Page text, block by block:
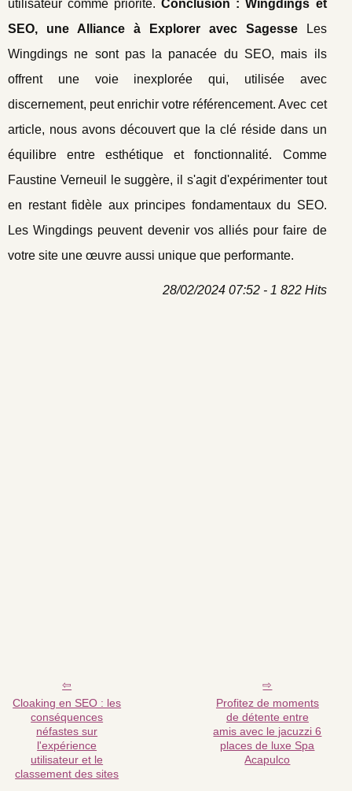
utilisateur comme priorité.Conclusion : Wingdings et
SEO, une Alliance à Explorer avec SagesseLes
Wingdings ne sont pas la panacée du SEO, mais ils
offrent une voie inexplorée qui, utilisée avec
discernement, peut enrichir votre référencement. Avec cet
article, nous avons découvert que la clé réside dans un
équilibre entre esthétique et fonctionnalité. Comme
Faustine Verneuil le suggère, il s'agit d'expérimenter tout
en restant fidèle aux principes fondamentaux du SEO.
Les Wingdings peuvent devenir vos alliés pour faire de
votre site une œuvre aussi unique que performante.
28/02/2024 07:52 - 1 822 Hits
Cloaking en SEO : les
conséquences
néfastes sur
l'expérience
utilisateur et le
classement des sites
Profitez de moments
de détente entre
amis avec le jacuzzi 6
places de luxe Spa
Acapulco